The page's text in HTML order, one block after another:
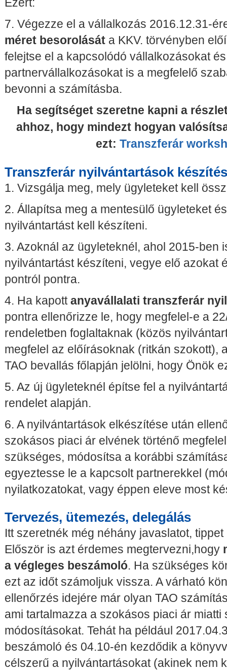
7. Végezze el a vállalkozás 2016.12.31-
méret besorolását a KKV. törvényben
felejtse el a kapcsolódó vállalkozásokat
partnervállalkozásokat is a megfelelő
bevonni a számításba.
Ha segítséget szeretne kapni a
ahhoz, hogy mindezt hogyan
ezt: Transzferár
Transzferár nyilvántartások
1. Vizsgálja meg, mely ügyleteket kell
2. Állapítsa meg a mentesülő ügyleteket
nyilvántartást kell készíteni.
3. Azoknál az ügyleteknél, ahol 2015-ben
nyilvántartást készíteni, vegye elő azokat
pontról pontra.
4. Ha kapottanyavállalati transzferár
pontra ellenőrizze le, hogy megfelel-e a
rendeletben foglaltaknak (közös
megfelel az előírásoknak (ritkán szokott),
TAO bevallás főlapján jelölni, hogy Önök
5. Az új ügyleteknél építse fel a
rendelet alapján.
6. A nyilvántartások elkészítése után
szokásos piaci ár elvének történő
szükséges, módosítsa a korábbi
egyeztesse le a kapcsolt partnerekkel
nyilatkozatokat, vagy éppen eleve most
Tervezés, ütemezés, delegálás
Itt szeretnék még néhány javaslatot,
Először is azt érdemes megtervezni,hogy
a végleges beszámoló. Ha szükséges
ezt az időt számoljuk vissza. A várható
ellenőrzés idejére már olyan TAO
ami tartalmazza a szokásos piaci ár miatti
módosításokat. Tehát ha például
beszámoló és 04.10-én kezdődik a
célszerű a nyilvántartásokat (akinek nem